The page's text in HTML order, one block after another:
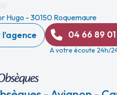
Hugo - 30150 Roquemaure
04 66 89
A votre écoute 24h/